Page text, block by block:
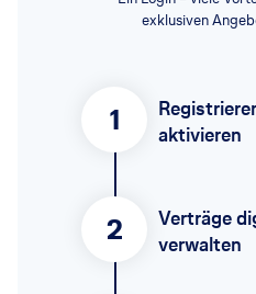
exklusiven
1
aktivieren
2
Verträge
verwalten